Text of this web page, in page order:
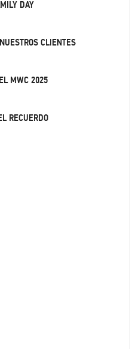
DAY
CLIENTES
MWC 2025
RECUERDO